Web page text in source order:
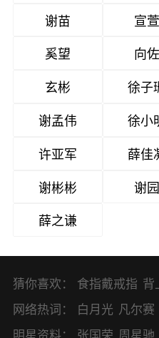
谢苗
宣萱
奚望
向佐
玄彬
徐子
谢孟伟
徐小
许亚军
薛佳
谢彬彬
谢园
薛之谦
猜你喜欢： 食指戴戒指 背
避暑胜地
网络热词：
白月光 凡尔赛
凤雏 二次元
明星资料：
张国荣 周星驰